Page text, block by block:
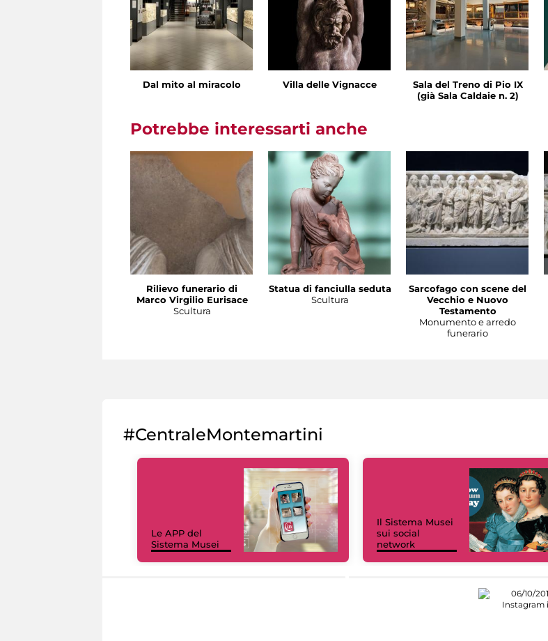
Dal mito al miracolo Villa delle Vignacce
Sala del Treno di Pio IX
(già Sala Caldaie n. 2)
Potrebbe interessarti anche
Rilievo funerario di
Marco Virgilio Eurisace
Scultura
Statua di fanciulla seduta
Scultura
Sarcofago con scene del
Vecchio e Nuovo
Testamento
Monumento e arredo
funerario
#CentraleMontemartini
Le APP del
Sistema Musei
Il Sistema Musei
sui social
network